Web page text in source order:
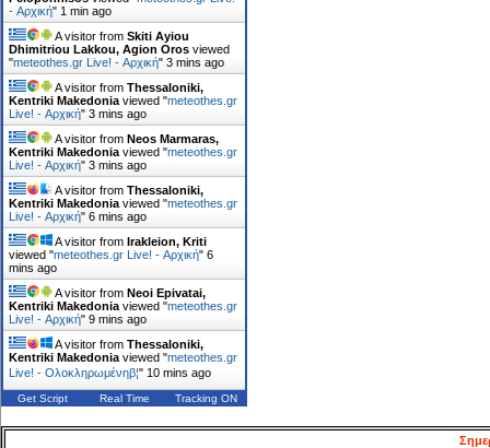
- Αρχική" 1 min ago
A visitor fromSkiti Ayiou
Dhimitriou Lakkou, Agion Oros viewed
"meteothes.gr Live! - Αρχική"3 mins ago
A visitor fromThessaloniki,
Kentriki Makedonia viewed "meteothes.gr
Live! - Αρχική"3 mins ago
A visitor fromNeos Marmaras,
Kentriki Makedonia viewed "meteothes.gr
Live! - Αρχική"3 mins ago
A visitor fromThessaloniki,
Kentriki Makedonia viewed "meteothes.gr
Live! - Αρχική"6 mins ago
A visitor fromIrakleion, Kriti
viewed "meteothes.gr Live! - Αρχική"6
mins ago
A visitor fromNeoi Epivatai,
Kentriki Makedonia viewed "meteothes.gr
Live! - Αρχική"9 mins ago
A visitor fromThessaloniki,
Kentriki Makedonia viewed "meteothes.gr
Live! - Ολοκληρωμένηβ¦" 10 mins ago
Get Script Real Time Tracking ON